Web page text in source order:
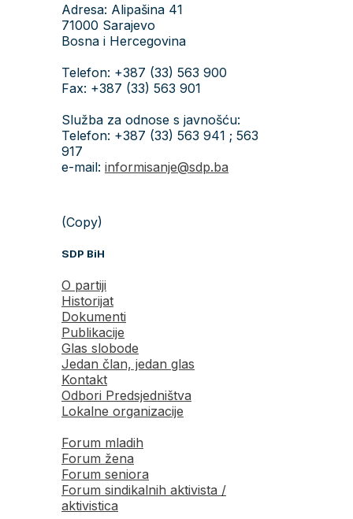
Adresa: Alipašina 41
71000 Sarajevo
Bosna i Hercegovina
Telefon: +387 (33) 563 900
Fax: +387 (33) 563 901
Služba za odnose s javnošću:
Telefon: +387 (33) 563 941 ; 563
917
e-mail: informisanje@sdp.ba
(Copy)
SDP BiH
O partiji
Historijat
Dokumenti
Publikacije
Glas slobode
Jedan član, jedan glas
Kontakt
Odbori Predsjedništva
Lokalne organizacije
Forum mladih
Forum žena
Forum seniora
Forum sindikalnih aktivista /
aktivistica